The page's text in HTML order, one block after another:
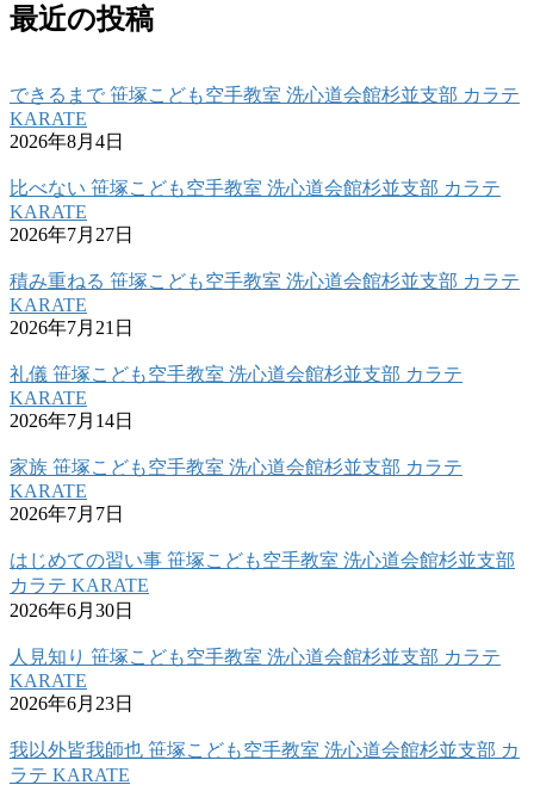
最近の投稿
できるまで 笹塚こども空手教室 洗心道会館杉並支部 カラテ
KARATE
2026年8月4日
比べない 笹塚こども空手教室 洗心道会館杉並支部 カラテ
KARATE
2026年7月27日
積み重ねる 笹塚こども空手教室 洗心道会館杉並支部 カラテ
KARATE
2026年7月21日
礼儀 笹塚こども空手教室 洗心道会館杉並支部 カラテ
KARATE
2026年7月14日
家族 笹塚こども空手教室 洗心道会館杉並支部 カラテ
KARATE
2026年7月7日
はじめての習い事 笹塚こども空手教室 洗心道会館杉並支部
カラテ KARATE
2026年6月30日
人見知り 笹塚こども空手教室 洗心道会館杉並支部 カラテ
KARATE
2026年6月23日
我以外皆我師也 笹塚こども空手教室 洗心道会館杉並支部 カ
ラテ KARATE